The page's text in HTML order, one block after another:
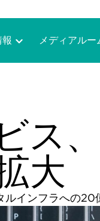
メディアルー
ス
大
ルインフラへの20